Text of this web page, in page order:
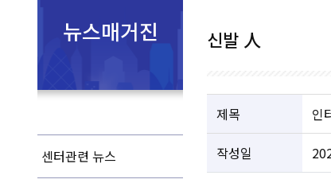
뉴스매거진
센터관련 뉴스
신발 人
제목 인
작성일